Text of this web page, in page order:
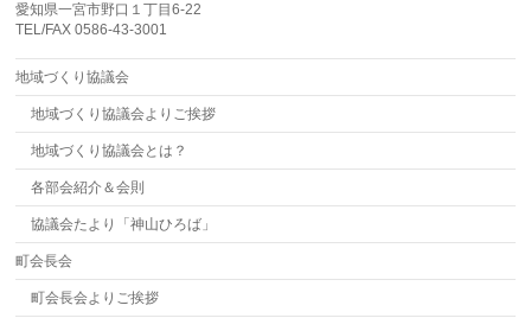
愛知県一宮市野口１丁目6-22
TEL/FAX 0586-43-3001
地域づくり協議会
地域づくり協議会よりご挨拶
地域づくり協議会とは？
各部会紹介＆会則
協議会たより「神山ひろば」
町会長会
町会長会よりご挨拶